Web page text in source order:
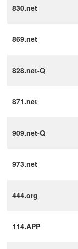
830.net
869.net
828.net-Q
871.net
909.net-Q
973.net
444.org
114.APP